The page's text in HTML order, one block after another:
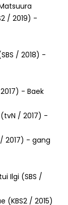
/ 2019) -
/ 2018) -
- Baek
/ 2017) -
2017) - gang
Ilgi (SBS /
(KBS2 / 2015)